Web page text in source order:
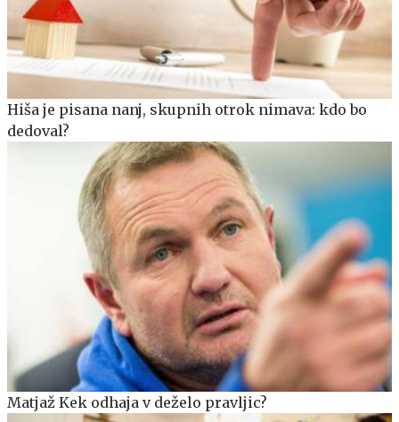
Hiša je pisana nanj, skupnih otrok nimava: kdo bo
dedoval?
Matjaž Kek odhaja v deželo pravljic?